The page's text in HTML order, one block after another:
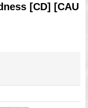
[CD] [CAU